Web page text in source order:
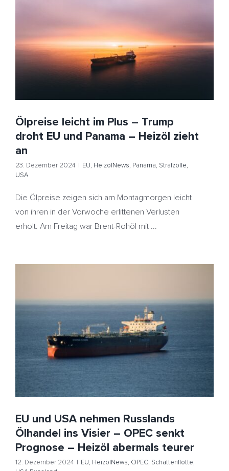
Ölpreise leicht im Plus – Trump droht EU und Panama –
Heizöl zieht an
EU HeizölNews Panama Strafzölle USA
Ölpreise leicht im Plus – Trump
droht EU und Panama – Heizöl zieht
an
23. Dezember 2024 | EU, HeizölNews, Panama, Strafzölle,
USA
Die Ölpreise zeigen sich am Montagmorgen leicht
von ihren in der Vorwoche erlittenen Verlusten
erholt. Am Freitag war Brent-Rohöl mit ...
EU und USA nehmen Russlands Ölhandel ins Visier –
OPEC senkt Prognose – Heizöl abermals teurer
HeizölNews Schattenflotte USA Russland
EU und USA nehmen Russlands
Ölhandel ins Visier – OPEC senkt
Prognose – Heizöl abermals teurer
12. Dezember 2024 | EU, HeizölNews, OPEC, Schattenflotte,